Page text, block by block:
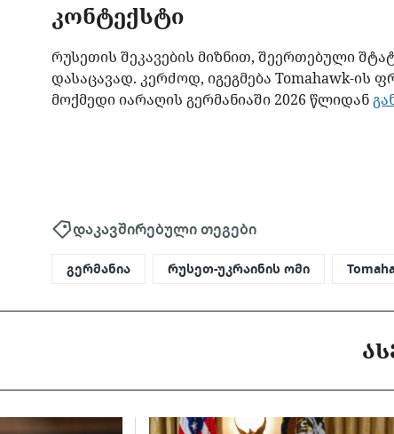
კონტექსტი
რუსეთის შეკავების მიზნით, შეერთებული
დასაცავად. კერძოდ, იგეგმება Tomahawk-ის
მოქმედი იარაღის გერმანიაში 2026 წლიდან
დაკავშირებული თეგები
გერმანია რუსეთ-უკრაინის ომი